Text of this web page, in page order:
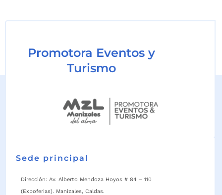
Promotora Eventos y
Turismo
Sede principal
Dirección: Av. Alberto Mendoza Hoyos # 84 – 110
(Expoferias). Manizales, Caldas.